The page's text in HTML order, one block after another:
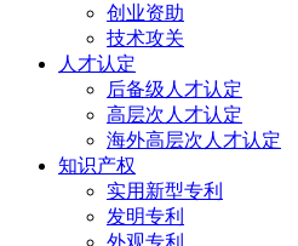
创业资助
技术攻关
人才认定
后备级人才认定
高层次人才认定
海外高层次人才认定
知识产权
实用新型专利
发明专利
外观专利